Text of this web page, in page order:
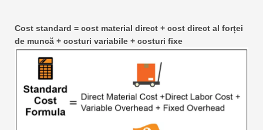
Cost standard = cost material direct + cost direct al forței
de muncă + costuri variabile + costuri fixe